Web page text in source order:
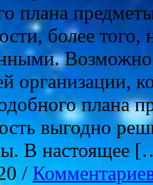
плана
более
организации,
плана
выгодно
В настоящее
/